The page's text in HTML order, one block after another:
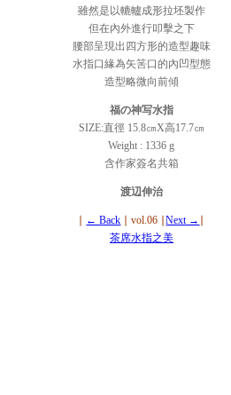
雖然是以轆轤成形拉坯製作
但在內外進行叩擊之下
腰部呈現出四方形的造型趣味
水指口緣為矢筈口的內凹型態
造型略微向前傾
福の神写水指
SIZE:直徑 15.8㎝X高17.7㎝
Weight : 1336 g
含作家簽名共箱
渡辺伸治
← Back ∣ vol.06 ∣Next →
茶席水指之美